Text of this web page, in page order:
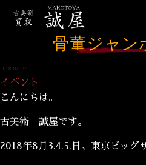
骨董ジャン
2018-07-27
イベント
こんにちは。
古美術 誠屋です。
2018年8月3.4.5.日、東京ビッグ